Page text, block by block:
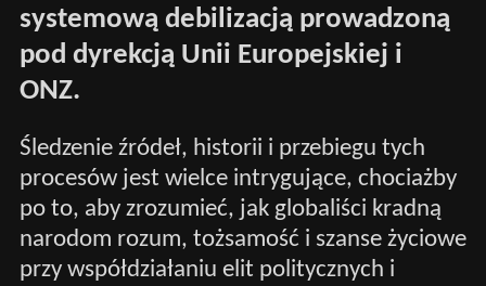
systemową debilizacją prowadzoną
pod dyrekcją Unii Europejskiej i
ONZ.
Śledzenie źródeł, historii i przebiegu tych
procesów jest wielce intrygujące, chociażby
po to, aby zrozumieć, jak globaliści kradną
narodom rozum, tożsamość i szanse życiowe
przy współdziałaniu elit politycznych i